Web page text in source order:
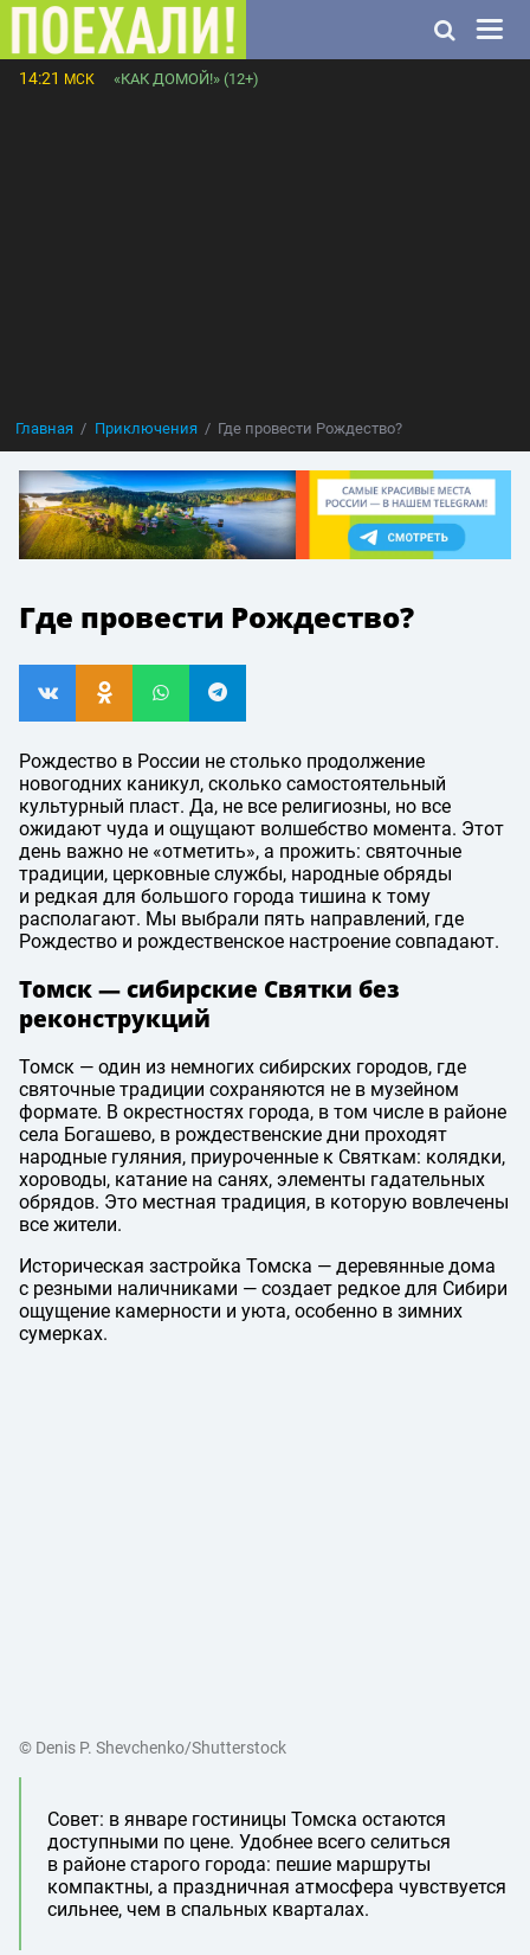
14:21 МСК «КАК ДОМОЙ!» (12+)
Главная Приключения Где провести Рождество?
Где провести Рождество?
Рождество в России не столько продолжение
новогодних каникул, сколько самостоятельный
культурный пласт. Да, не все религиозны, но все
ожидают чуда и ощущают волшебство момента. Этот
день важно не «отметить», а прожить: святочные
традиции, церковные службы, народные обряды
и редкая для большого города тишина к тому
располагают. Мы выбрали пять направлений, где
Рождество и рождественское настроение совпадают.
Томск — сибирские Святки без
реконструкций
Томск — один из немногих сибирских городов, где
святочные традиции сохраняются не в музейном
формате. В окрестностях города, в том числе в районе
села Богашево, в рождественские дни проходят
народные гуляния, приуроченные к Святкам: колядки,
хороводы, катание на санях, элементы гадательных
обрядов. Это местная традиция, в которую вовлечены
все жители.
Историческая застройка Томска — деревянные дома
с резными наличниками — создает редкое для Сибири
ощущение камерности и уюта, особенно в зимних
сумерках.
© Denis P. Shevchenko/Shutterstock
Совет: в январе гостиницы Томска остаются
доступными по цене. Удобнее всего селиться
в районе старого города: пешие маршруты
компактны, а праздничная атмосфера чувствуется
сильнее, чем в спальных кварталах.